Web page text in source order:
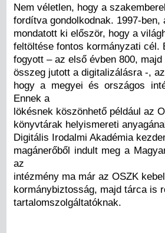
Nem véletlen, hogy a
fordítva gondolkodnak. 1997-
mondatott ki először, hogy a
feltöltése fontos kormányzati cél.
fogyott – az első évben 800,
összeg jutott a digitalizálásra -,
hogy a megyei és országos
Ennek a
lökésnek köszönhető például az
könyvtárak helyismereti
Digitális Irodalmi Akadémia
magánerőből indult meg a
az
intézmény ma már az OSZK
kormánybiztosság, majd tárca is
tartalomszolgáltatóknak.